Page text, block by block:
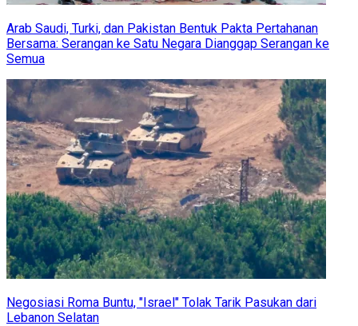
Arab Saudi, Turki, dan Pakistan Bentuk Pakta Pertahanan
Bersama: Serangan ke Satu Negara Dianggap Serangan ke
Semua
Negosiasi Roma Buntu, "Israel" Tolak Tarik Pasukan dari
Lebanon Selatan